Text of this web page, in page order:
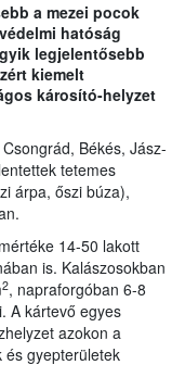
a mezei pocok
hatóság
legjelentősebb
kiemelt
károsító-helyzet
Békés, Jász-
tetemes
árpa, őszi búza),
14-50 lakott
is. Kalászosokban
2, napraforgóban 6-8
A kártevő egyes
azokon a
és gyepterületek